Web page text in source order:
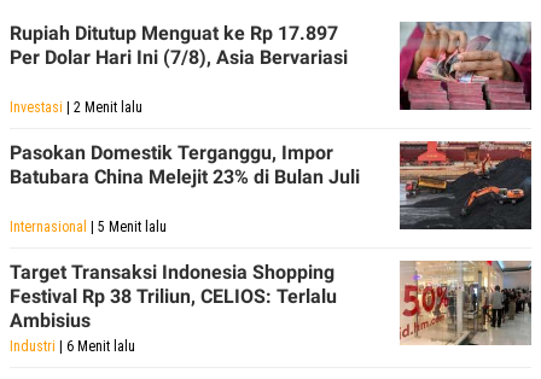
Rupiah Ditutup Menguat ke Rp 17.897
Per Dolar Hari Ini (7/8), Asia Bervariasi
Investasi | 2 Menit lalu
Pasokan Domestik Terganggu, Impor
Batubara China Melejit 23% di Bulan Juli
Internasional | 5 Menit lalu
Target Transaksi Indonesia Shopping
Festival Rp 38 Triliun, CELIOS: Terlalu
Ambisius
Industri | 6 Menit lalu